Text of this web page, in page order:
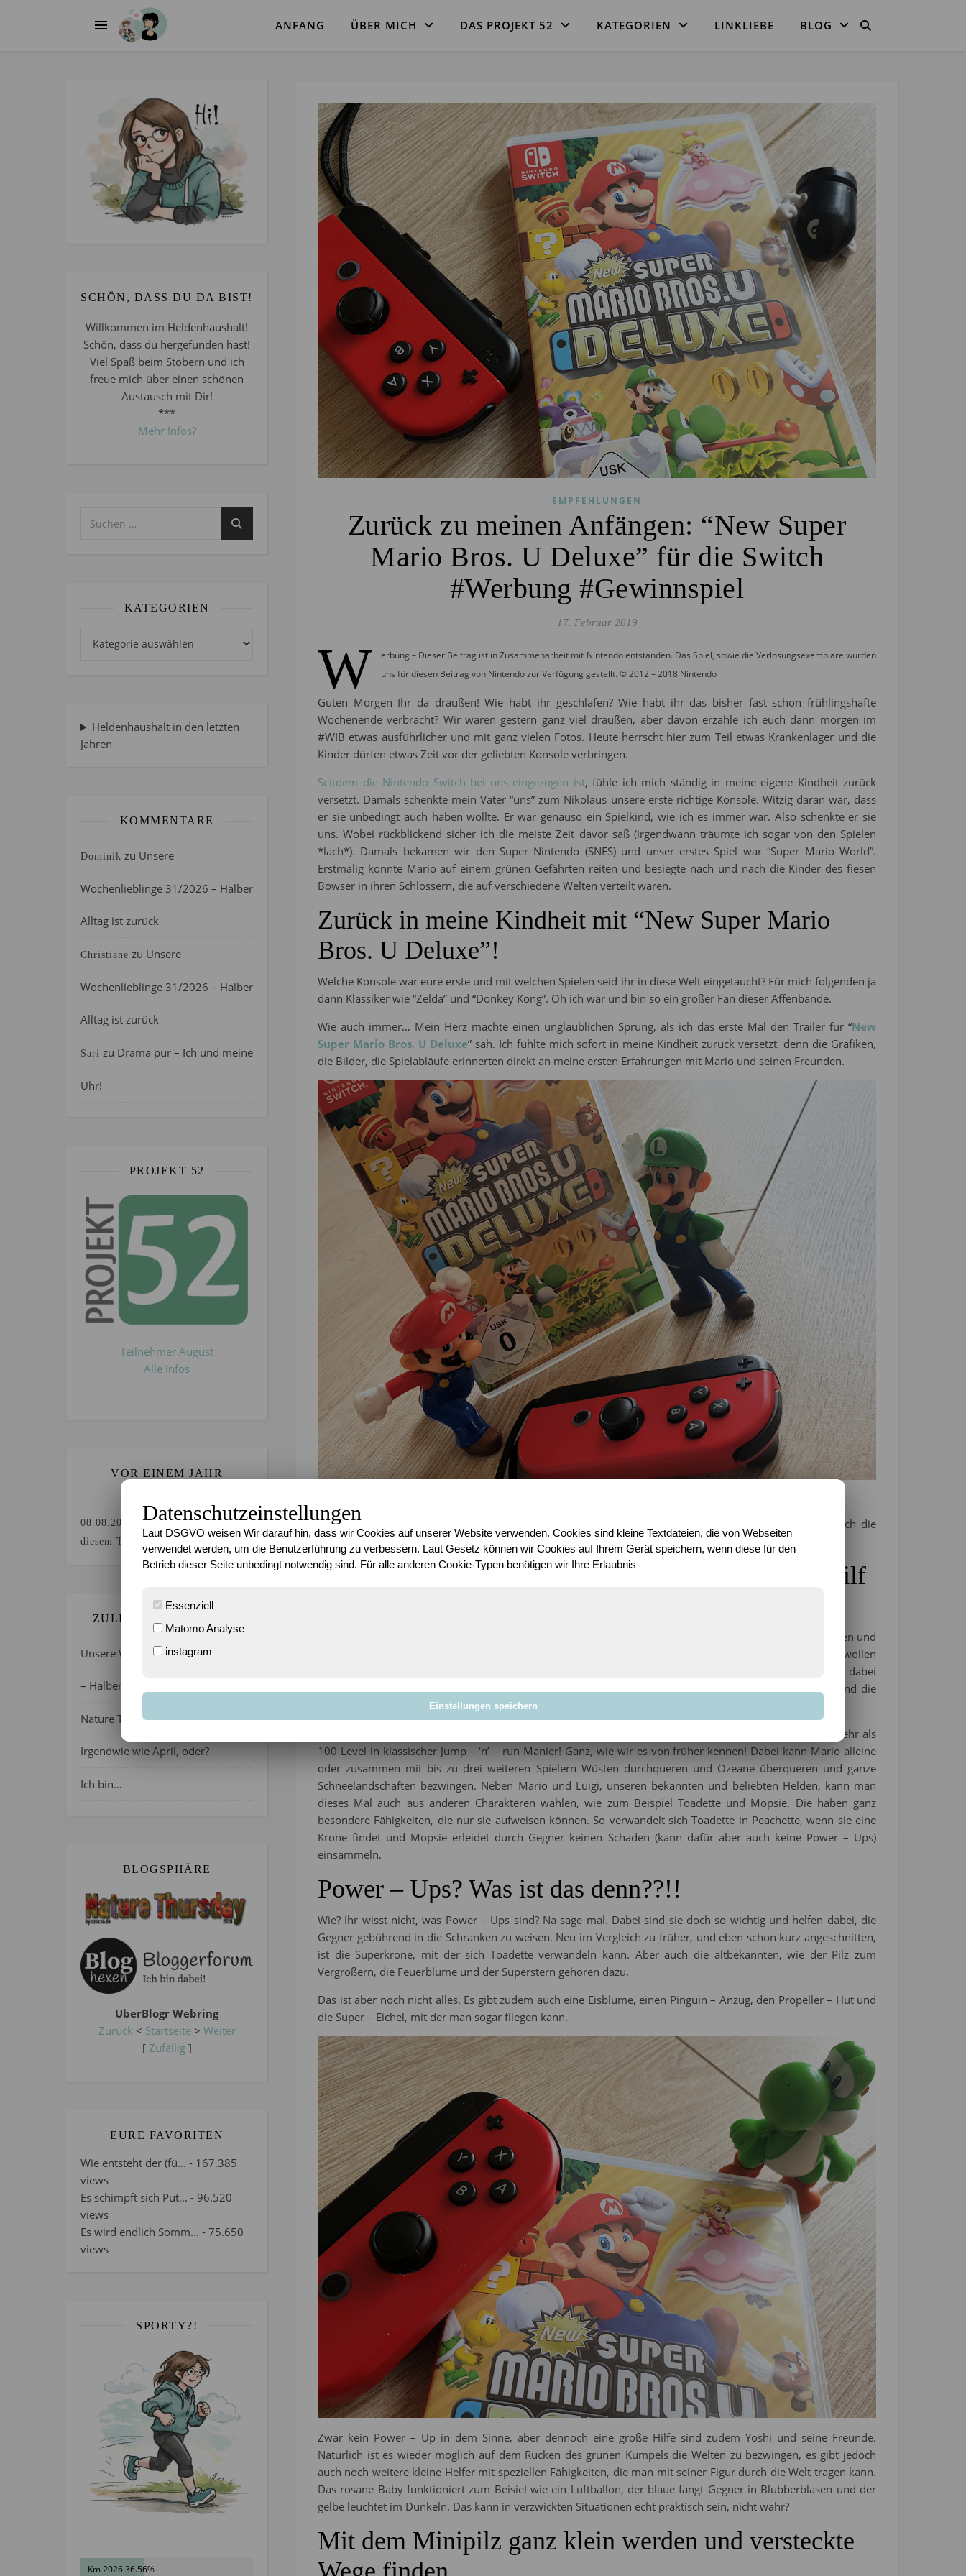
ANFANG ÜBER MICH DAS PROJEKT 52 KATEGORIEN LINKLIEBE BLOG
SCHÖN, DASS DU DA BIST!
Willkommen im Heldenhaushalt!
Schön, dass du hergefunden hast!
Viel Spaß beim Stöbern und ich
freue mich über einen schönen
Austausch mit Dir!
***
Mehr Infos?
KATEGORIEN
Heldenhaushalt in den letzten
Jahren
KOMMENTARE
Dominik zu Unsere
Wochenlieblinge 31/2026 – Halber
Alltag ist zurück
Christiane zu Unsere
Wochenlieblinge 31/2026 – Halber
Alltag ist zurück
Sari zu Drama pur – Ich und meine
Uhr!
PROJEKT 52
Teilnehmer August
Alle Infos
VOR EINEM JAHR
08.08.2025
Keine Beiträge an
diesem Tag.
ZULETZT GEBLOGGT…
Unsere Wochenlieblinge 31/2026
– Halber Alltag ist zurück
Nature Thursday 21/2026 –
Irgendwie wie April, oder?
Ich bin…
BLOGSPHÄRE
UberBlogr Webring
Zurück < Startseite> Weiter
[ Zufällig]
EURE FAVORITEN
Wie entsteht der (fü... - 167.385
views
Es schimpft sich Put... - 96.520
views
Es wird endlich Somm... - 75.650
views
SPORTY?!
Km 2026 36.56%
EMPFEHLUNGEN
Zurück zu meinen Anfängen: “New Super
Mario Bros. U Deluxe” für die Switch
#Werbung #Gewinnspiel
17. Februar 2019
W
erbung – Dieser Beitrag ist in Zusammenarbeit mit Nintendo entstanden. Das Spiel, sowie die Verlosungsexemplare wurden
uns für diesen Beitrag von Nintendo zur Verfügung gestellt. © 2012 – 2018 Nintendo
Guten Morgen Ihr da draußen! Wie habt ihr geschlafen? Wie habt ihr das bisher fast schon frühlingshafte
Wochenende verbracht? Wir waren gestern ganz viel draußen, aber davon erzähle ich euch dann morgen im
#WIB etwas ausführlicher und mit ganz vielen Fotos. Heute herrscht hier zum Teil etwas Krankenlager und die
Kinder dürfen etwas Zeit vor der geliebten Konsole verbringen.
Seitdem die Nintendo Switch bei uns eingezogen ist, fühle ich mich ständig in meine eigene Kindheit zurück
versetzt. Damals schenkte mein Vater “uns” zum Nikolaus unsere erste richtige Konsole. Witzig daran war, dass
er sie unbedingt auch haben wollte. Er war genauso ein Spielkind, wie ich es immer war. Also schenkte er sie
uns. Wobei rückblickend sicher ich die meiste Zeit davor saß (irgendwann träumte ich sogar von den Spielen
*lach*). Damals bekamen wir den Super Nintendo (SNES) und unser erstes Spiel war “Super Mario World”.
Erstmalig konnte Mario auf einem grünen Gefährten reiten und besiegte nach und nach die Kinder des fiesen
Bowser in ihren Schlössern, die auf verschiedene Welten verteilt waren.
Zurück in meine Kindheit mit “New Super Mario
Bros. U Deluxe”!
Welche Konsole war eure erste und mit welchen Spielen seid ihr in diese Welt eingetaucht? Für mich folgenden ja
dann Klassiker wie “Zelda” und “Donkey Kong”. Oh ich war und bin so ein großer Fan dieser Affenbande.
Wie auch immer… Mein Herz machte einen unglaublichen Sprung, als ich das erste Mal den Trailer für “New
Super Mario Bros. U Deluxe” sah. Ich fühlte mich sofort in meine Kindheit zurück versetzt, denn die Grafiken,
die Bilder, die Spielabläufe erinnerten direkt an meine ersten Erfahrungen mit Mario und seinen Freunden.
Ein bisschen hat sich seit damals natürlich dennoch verändert. Die Grafik ist deutlich besser und auch die
Möglichkeiten sind viel umfangreicher geworden.
Entdecke die Welt von Mario, finde Freunde und hilf
Es gibt doch nichts Schöneres, als mit seinen Freunden bei Kaffee und Kuchen zusammen am Tisch zu sitzen und
Neuigkeiten auszutauschen. Doch dann tauchen plötzlich Bowser, Bowser Jr. und die Koopalinge auf und wollen
sich das Königreich von Prinzessin Peach unter den Nagel reißen. Damit ihnen Mario und seine Freunde dabei
bloß nicht in die Quere kommen, werden diese an den äußerten Rand des Königreiches katapultiert und die
Bösewichte können ganz in Ruhe ihre Missetaten vollführen.
Doch nicht mit Mario, Luigi, Toad und Co.! Diese geben (natürlich) nicht auf und kämpfen sich durch mehr als
100 Level in klassischer Jump – ‘n’ – run Manier! Ganz, wie wir es von früher kennen! Dabei kann Mario alleine
oder zusammen mit bis zu drei weiteren Spielern Wüsten durchqueren und Ozeane überqueren und ganze
Schneelandschaften bezwingen. Neben Mario und Luigi, unseren bekannten und beliebten Helden, kann man
dieses Mal auch aus anderen Charakteren wählen, wie zum Beispiel Toadette und Mopsie. Die haben ganz
besondere Fähigkeiten, die nur sie aufweisen können. So verwandelt sich Toadette in Peachette, wenn sie eine
Krone findet und Mopsie erleidet durch Gegner keinen Schaden (kann dafür aber auch keine Power – Ups)
einsammeln.
Power – Ups? Was ist das denn??!!
Wie? Ihr wisst nicht, was Power – Ups sind? Na sage mal. Dabei sind sie doch so wichtig und helfen dabei, die
Gegner gebührend in die Schranken zu weisen. Neu im Vergleich zu früher, und eben schon kurz angeschnitten,
ist die Superkrone, mit der sich Toadette verwandeln kann. Aber auch die altbekannten, wie der Pilz zum
Vergrößern, die Feuerblume und der Superstern gehören dazu.
Das ist aber noch nicht alles. Es gibt zudem auch eine Eisblume, einen Pinguin – Anzug, den Propeller – Hut und
die Super – Eichel, mit der man sogar fliegen kann.
Zwar kein Power – Up in dem Sinne, aber dennoch eine große Hilfe sind zudem Yoshi und seine Freunde.
Natürlich ist es wieder möglich auf dem Rücken des grünen Kumpels die Welten zu bezwingen, es gibt jedoch
auch noch weitere kleine Helfer mit speziellen Fähigkeiten, die man mit seiner Figur durch die Welt tragen kann.
Das rosane Baby funktioniert zum Beisiel wie ein Luftballon, der blaue fängt Gegner in Blubberblasen und der
gelbe leuchtet im Dunkeln. Das kann in verzwickten Situationen echt praktisch sein, nicht wahr?
Mit dem Minipilz ganz klein werden und versteckte
Datenschutzeinstellungen
Laut DSGVO weisen Wir darauf hin, dass wir Cookies auf unserer Website verwenden. Cookies sind kleine Textdateien, die von Webseiten
verwendet werden, um die Benutzerführung zu verbessern. Laut Gesetz können wir Cookies auf Ihrem Gerät speichern, wenn diese für den
Betrieb dieser Seite unbedingt notwendig sind. Für alle anderen Cookie-Typen benötigen wir Ihre Erlaubnis
Essenziell
Matomo Analyse
instagram
Einstellungen speichern